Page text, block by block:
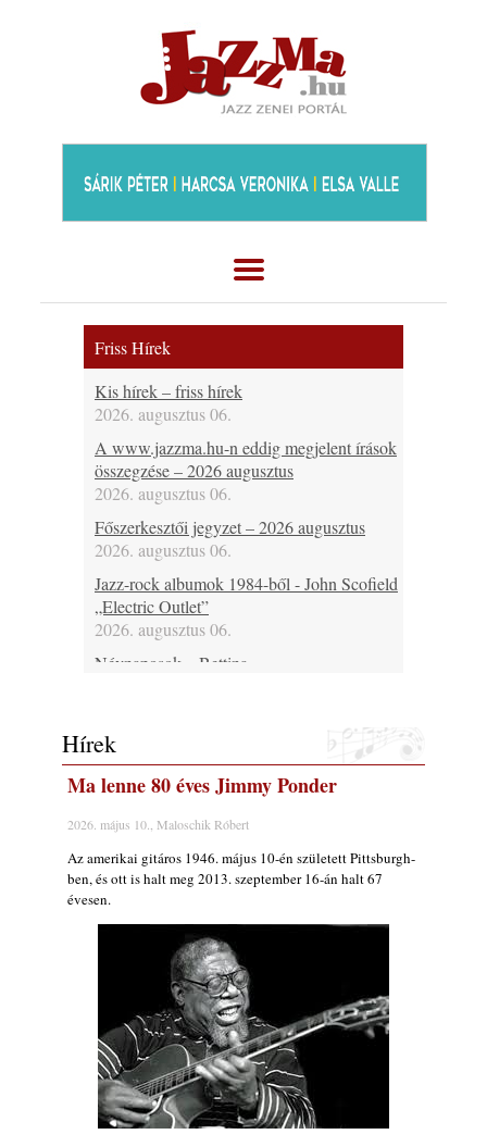
Friss Hírek
Kis hírek – friss hírek
2026. augusztus 06.
A www.jazzma.hu-n eddig megjelent írások
összegzése – 2026 augusztus
2026. augusztus 06.
Főszerkesztői jegyzet – 2026 augusztus
2026. augusztus 06.
Jazz-rock albumok 1984-ből - John Scofield
„Electric Outlet”
2026. augusztus 06.
Névnaposok – Bettina
Bubenyák Zoltán, 46 éves Horváth „Plutó”
József és 60 éves Regina Carter
2026. augusztus 06.
Ma lenne 80 éves Allan Holdsworth
Ma 30 éve halt meg Bobby Enriquez
2026. augusztus 06.
Ezen a napon – augusztus 6. (2026)
2026. augusztus 06.
X. BOHÉM JAZZFŐVÁROS fesztivál,
Kecskemét, 2026. augusztus 6-9.: 4 nap, 4
színpad, 10 ország zenészei, 40 óra zene és
tánc!
2026. augusztus 05.
Magyar Jazz ABC – 541. rész: Juhász
Hírek
Ma lenne 80 éves Jimmy Ponder
2026. május 10., Maloschik Róbert
Az amerikai gitáros 1946. május 10-én született Pittsburgh-
ben, és ott is halt meg 2013. szeptember 16-án halt 67
évesen.